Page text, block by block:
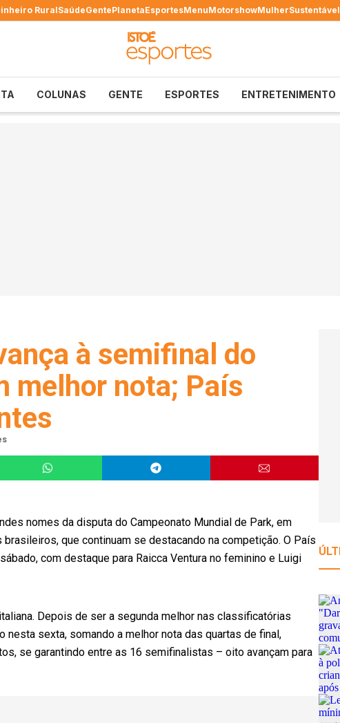
RuralSaúdeGentePlanetaEsportesMenuMotorshowMulherSustentável
COLUNAS GENTE ESPORTES ENTRETENIMENTO
à semifinal do
melhor nota; País
nomes da disputa do Campeonato Mundial de Park, em
que continuam se destacando na competição. O País
com destaque para Raicca Ventura no feminino e Luigi
Depois de ser a segunda melhor nas classificatórias
sexta, somando a melhor nota das quartas de final,
se garantindo entre as 16 semifinalistas – oito avançam para